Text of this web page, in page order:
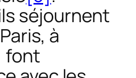
séjournent
à
font